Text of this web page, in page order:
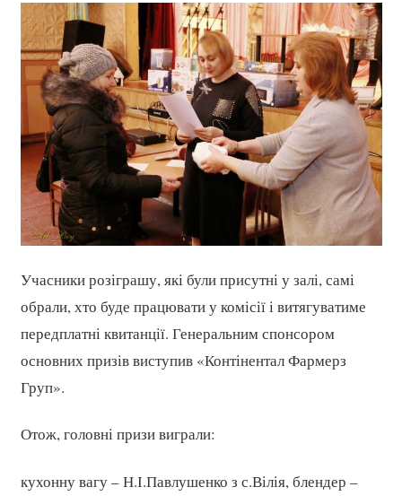
Учасники розіграшу, які були присутні у залі, самі
обрали, хто буде працювати у комісії і витягуватиме
передплатні квитанції. Генеральним спонсором
основних призів виступив «Контінентал Фармерз
Груп».
Отож, головні призи виграли:
кухонну вагу – Н.І.Павлушенко з с.Вілія, блендер –